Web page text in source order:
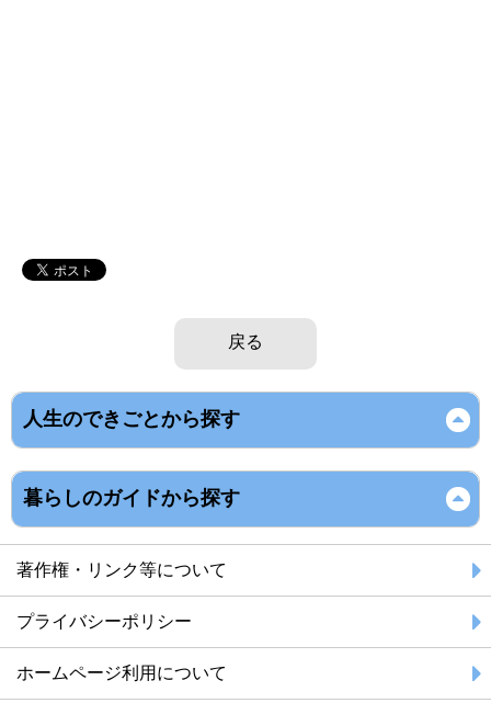
戻る
人生のできごとから探す
暮らしのガイドから探す
著作権・リンク等について
プライバシーポリシー
ホームページ利用について